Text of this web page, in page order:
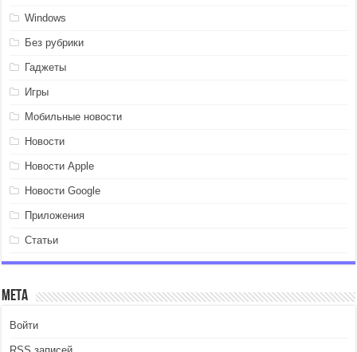
Windows
Без рубрики
Гаджеты
Игры
Мобильные новости
Новости
Новости Apple
Новости Google
Приложения
Статьи
Мета
Войти